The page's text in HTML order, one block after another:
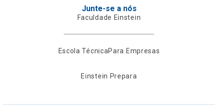
Junte-se a nós
Faculdade Einstein
Escola TécnicaPara Empresas
Einstein Prepara